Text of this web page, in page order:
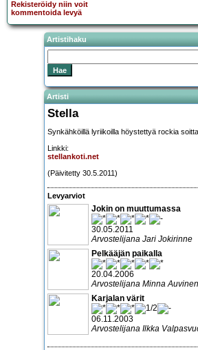
Rekisteröidy niin voit
kommentoida levyä
Artistihaku
Artisti
Stella
Synkähköillä lyriikoilla höystettyä rockia
Linkki:
stellankoti.net
(Päivitetty 30.5.2011)
Levyarviot
Jokin on muuttumassa
30.05.2011
Arvostelijana Jari Jokirinne
Pelkääjän paikalla
20.04.2006
Arvostelijana Minna Auvinen
Karjalan värit
06.11.2003
Arvostelijana Ilkka